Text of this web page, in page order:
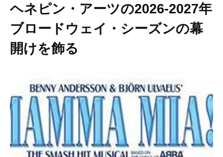
a
s
h
a
m
a
の
メ
ン
ト
ヘネピン・アーツの2026-2027年
ブロードウェイ・シーズンの幕
開けを飾る